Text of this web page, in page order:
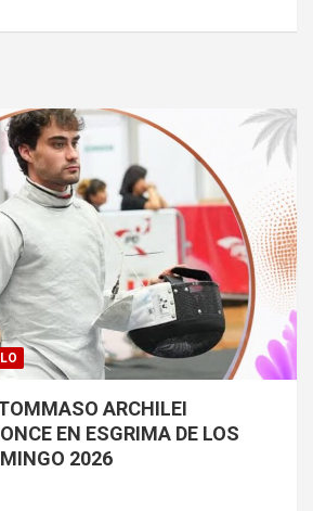
ARCHILEI
EN ESGRIMA DE LOS
2026